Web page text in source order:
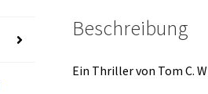
Beschreibung
Ein Thriller von Tom C.